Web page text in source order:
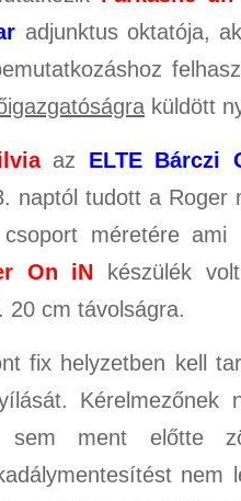
adjunktus oktatója,
küldött
az ELTE Bárczi
naptól tudott a
méretére
On iN készülék
20 cm távolságra.
fix helyzetben kell
Kérelmezőnek
sem ment előtte